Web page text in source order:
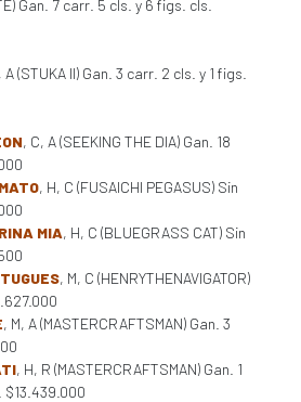
Gan. 7 carr. 5 cls. y 6 figs. cls.
A (STUKA II) Gan. 3 carr. 2 cls. y 1 figs.
, C, A (SEEKING THE DIA) Gan. 18
, H, C (FUSAICHI PEGASUS) Sin
MIA, H, C (BLUEGRASS CAT) Sin
, M, C (HENRYTHENAVIGATOR)
, M, A (MASTERCRAFTSMAN) Gan. 3
, H, R (MASTERCRAFTSMAN) Gan. 1
$13.439.000